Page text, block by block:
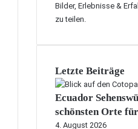
Bilder, Erlebnisse &
zu teilen.
Letzte Beiträge
Ecuador
schönsten Orte
4. August 2026